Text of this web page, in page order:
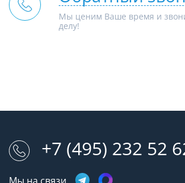
Мы ценим Ваше время и
делу!
+7 (495) 232 52